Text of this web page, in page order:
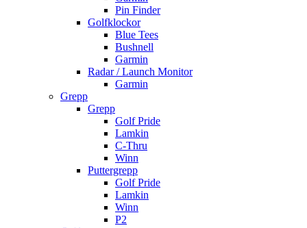
Pin Finder
Golfklockor
Blue Tees
Bushnell
Garmin
Radar / Launch Monitor
Garmin
Grepp
Grepp
Golf Pride
Lamkin
C-Thru
Winn
Puttergrepp
Golf Pride
Lamkin
Winn
P2